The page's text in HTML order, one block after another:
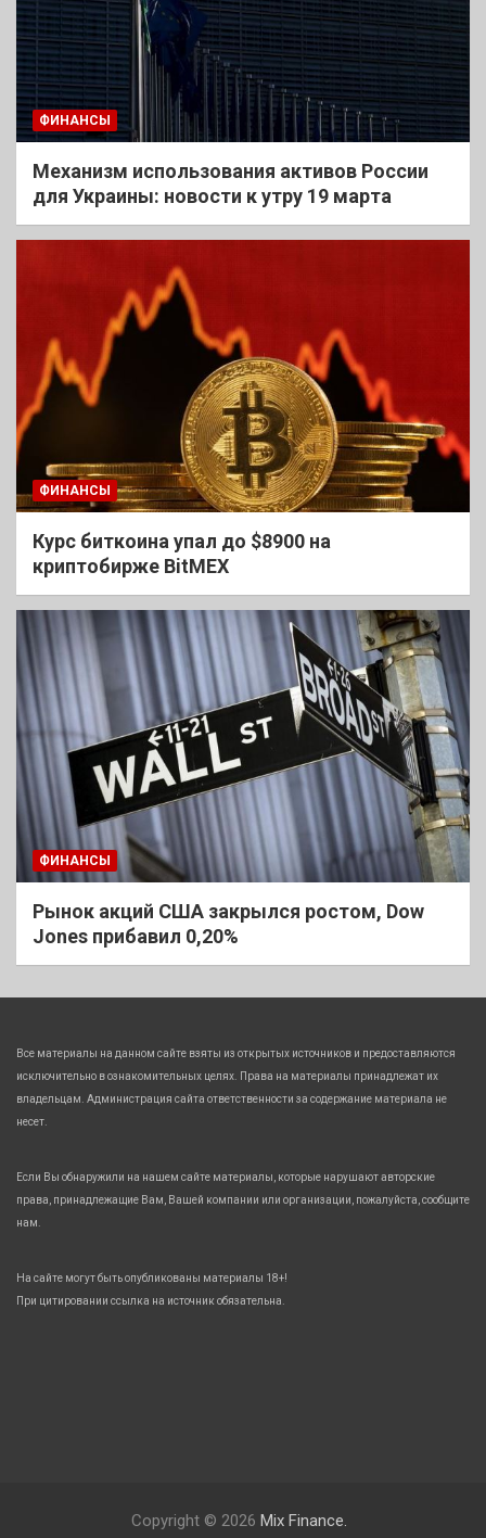
ФИНАНСЫ
Механизм использования активов России
для Украины: новости к утру 19 марта
ФИНАНСЫ
Курс биткоина упал до $8900 на
криптобирже BitMEX
ФИНАНСЫ
Рынок акций США закрылся ростом, Dow
Jones прибавил 0,20%
Все материалы на данном сайте взяты из открытых источников и предоставляются
исключительно в ознакомительных целях. Права на материалы принадлежат их
владельцам. Администрация сайта ответственности за содержание материала не
несет.
Если Вы обнаружили на нашем сайте материалы, которые нарушают авторские
права, принадлежащие Вам, Вашей компании или организации, пожалуйста, сообщите
нам.
На сайте могут быть опубликованы материалы 18+!
При цитировании ссылка на источник обязательна.
Copyright © 2026 Mix Finance.